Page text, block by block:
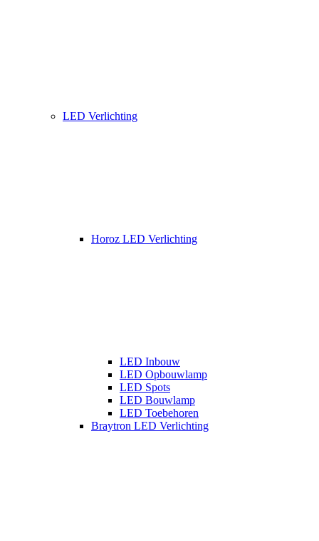
LED Verlichting
Horoz LED Verlichting
LED Inbouw
LED Opbouwlamp
LED Spots
LED Bouwlamp
LED Toebehoren
Braytron LED Verlichting